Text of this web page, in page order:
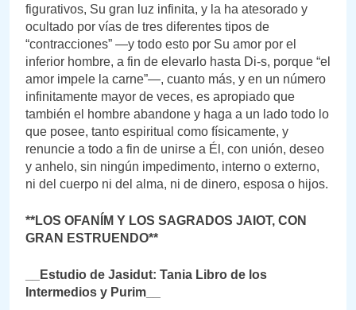
figurativos, Su gran luz infinita, y la ha atesorado y
ocultado por vías de tres diferentes tipos de
“contracciones” —y todo esto por Su amor por el
inferior hombre, a fin de elevarlo hasta Di-s, porque “el
amor impele la carne”—, cuanto más, y en un número
infinitamente mayor de veces, es apropiado que
también el hombre abandone y haga a un lado todo lo
que posee, tanto espiritual como físicamente, y
renuncie a todo a fin de unirse a Él, con unión, deseo
y anhelo, sin ningún impedimento, interno o externo,
ni del cuerpo ni del alma, ni de dinero, esposa o hijos.
**LOS OFANÍM Y LOS SAGRADOS JAIOT, CON
GRAN ESTRUENDO**
__Estudio de Jasidut: Tania Libro de los
Intermedios y Purim__